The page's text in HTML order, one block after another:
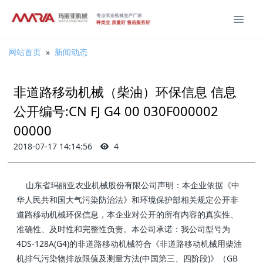
网站首页 » 新闻动态
非道路移动机械（柴油）环保信息 信息
公开编号:CN FJ G4 00 030F000002
00000
2018-07-17 14:14:56 4
山东省玛丽亚农业机械股份有限公司声明：本企业依据《中
华人民共和国大气污染防治法》和环境保护部相关规定公开非
道路移动机械环保信息，本企业对公开的所有内容的真实性、
准确性、及时性和完整性负责。本公司承诺：我公司型号为
4DS-128A(G4)的非道路移动机械符合《非道路移动机械用柴油
机排气污染物排放限值及测量方法(中国第三、四阶段)》（GB